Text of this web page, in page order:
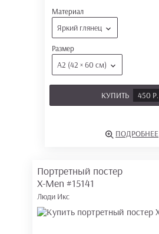
Материал
Яркий глянец
Размер
А2 (42 × 60 см)
КУПИТЬ 450 Р.
ПОДРОБНЕЕ
Портретный постер
X-Men #15141
Люди Икс